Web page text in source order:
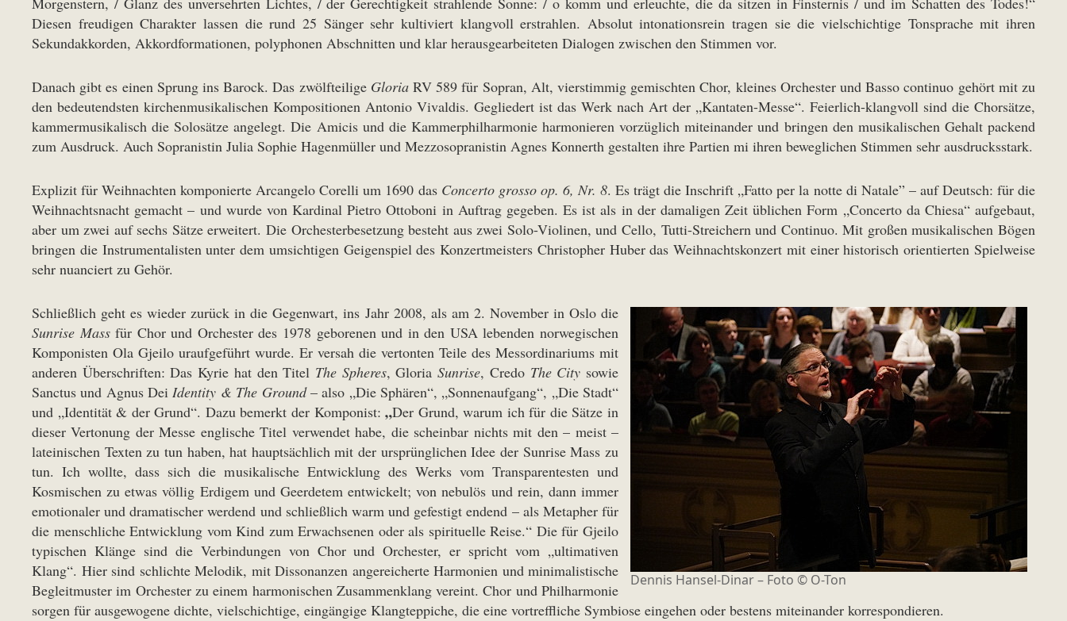
Diesen freudigen Charakter lassen die rund 25 Sänger sehr kultiviert klangvoll erstrahlen. Absolut intonationsrein tragen sie die vielschichtige Tonsprache mit ihren
Sekundakkorden, Akkordformationen, polyphonen Abschnitten und klar herausgearbeiteten Dialogen zwischen den Stimmen vor.
Danach gibt es einen Sprung ins Barock. Das zwölfteilige GloriaRV 589 für Sopran, Alt, vierstimmig gemischten Chor, kleines Orchester und Basso continuo gehört mit zu
den bedeutendsten kirchenmusikalischen Kompositionen Antonio Vivaldis. Gegliedert ist das Werk nach Art der „Kantaten-Messe“. Feierlich-klangvoll sind die Chorsätze,
kammermusikalisch die Solosätze angelegt. Die Amicis und die Kammerphilharmonie harmonieren vorzüglich miteinander und bringen den musikalischen Gehalt packend
zum Ausdruck. Auch Sopranistin Julia Sophie Hagenmüller und Mezzosopranistin Agnes Konnerth gestalten ihre Partien mi ihren beweglichen Stimmen sehr ausdrucksstark.
Explizit für Weihnachten komponierte Arcangelo Corelli um 1690 das Concerto grosso op. 6, Nr. 8. Es trägt die Inschrift „Fatto per la notte di Natale” – auf Deutsch: für die
Weihnachtsnacht gemacht – und wurde von Kardinal Pietro Ottoboni in Auftrag gegeben. Es ist als in der damaligen Zeit üblichen Form „Concerto da Chiesa“ aufgebaut,
aber um zwei auf sechs Sätze erweitert. Die Orchesterbesetzung besteht aus zwei Solo-Violinen, und Cello, Tutti-Streichern und Continuo. Mit großen musikalischen Bögen
bringen die Instrumentalisten unter dem umsichtigen Geigenspiel des Konzertmeisters Christopher Huber das Weihnachtskonzert mit einer historisch orientierten Spielweise
sehr nuanciert zu Gehör.
Dennis Hansel-Dinar – Foto © O-Ton
Schließlich geht es wieder zurück in die Gegenwart, ins Jahr 2008, als am 2. November in Oslo die
Sunrise Massfür Chor und Orchester des 1978 geborenen und in den USA lebenden norwegischen
Komponisten Ola Gjeilo uraufgeführt wurde. Er versah die vertonten Teile des Messordinariums mit
anderen Überschriften: Das Kyrie hat den Titel The Spheres, GloriaSunrise, Credo The City sowie
Sanctus und Agnus DeiIdentity & The Ground– also „Die Sphären“, „Sonnenaufgang“, „Die Stadt“
und „Identität & der Grund“. Dazu bemerkt der Komponist: „Der Grund, warum ich für die Sätze in
dieser Vertonung der Messe englische Titel verwendet habe, die scheinbar nichts mit den – meist –
lateinischen Texten zu tun haben, hat hauptsächlich mit der ursprünglichen Idee der Sunrise Mass zu
tun. Ich wollte, dass sich die musikalische Entwicklung des Werks vom Transparentesten und
Kosmischen zu etwas völlig Erdigem und Geerdetem entwickelt; von nebulös und rein, dann immer
emotionaler und dramatischer werdend und schließlich warm und gefestigt endend – als Metapher für
die menschliche Entwicklung vom Kind zum Erwachsenen oder als spirituelle Reise.“ Die für Gjeilo
typischen Klänge sind die Verbindungen von Chor und Orchester, er spricht vom „ultimativen
Klang“. Hier sind schlichte Melodik, mit Dissonanzen angereicherte Harmonien und minimalistische
Begleitmuster im Orchester zu einem harmonischen Zusammenklang vereint. Chor und Philharmonie
sorgen für ausgewogene dichte, vielschichtige, eingängige Klangteppiche, die eine vortreffliche Symbiose eingehen oder bestens miteinander korrespondieren.